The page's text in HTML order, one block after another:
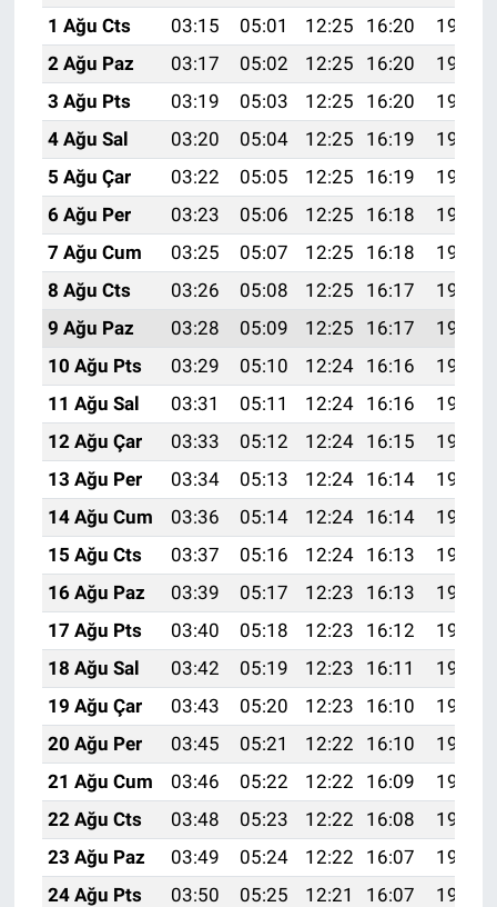
1 Ağu Cts
03:15 05:01 12:25 16:20
19:39
2 Ağu Paz
03:17 05:02 12:25 16:20
19:38
3 Ağu Pts
03:19 05:03 12:25 16:20
19:37
4 Ağu Sal
03:20 05:04 12:25 16:19
19:36
5 Ağu Çar
03:22 05:05 12:25 16:19
19:35
6 Ağu Per
03:23 05:06 12:25 16:18
19:33
7 Ağu Cum
03:25 05:07 12:25 16:18
19:32
8 Ağu Cts
03:26 05:08 12:25 16:17
19:31
9 Ağu Paz
03:28 05:09 12:25 16:17
19:30
10 Ağu Pts
03:29 05:10 12:24 16:16
19:28
11 Ağu Sal
03:31 05:11 12:24 16:16
19:27
12 Ağu Çar
03:33 05:12 12:24 16:15
19:26
13 Ağu Per
03:34 05:13 12:24 16:14
19:24
14 Ağu Cum
03:36 05:14 12:24 16:14
19:23
15 Ağu Cts
03:37 05:16 12:24 16:13
19:22
16 Ağu Paz
03:39 05:17 12:23 16:13
19:20
17 Ağu Pts
03:40 05:18 12:23 16:12
19:19
18 Ağu Sal
03:42 05:19 12:23 16:11
19:17
19 Ağu Çar
03:43 05:20 12:23 16:10
19:16
20 Ağu Per
03:45 05:21 12:22 16:10
19:14
21 Ağu Cum
03:46 05:22 12:22 16:09
19:13
22 Ağu Cts
03:48 05:23 12:22 16:08
19:11
23 Ağu Paz
03:49 05:24 12:22 16:07
19:10
24 Ağu Pts
03:50 05:25 12:21 16:07
19:08